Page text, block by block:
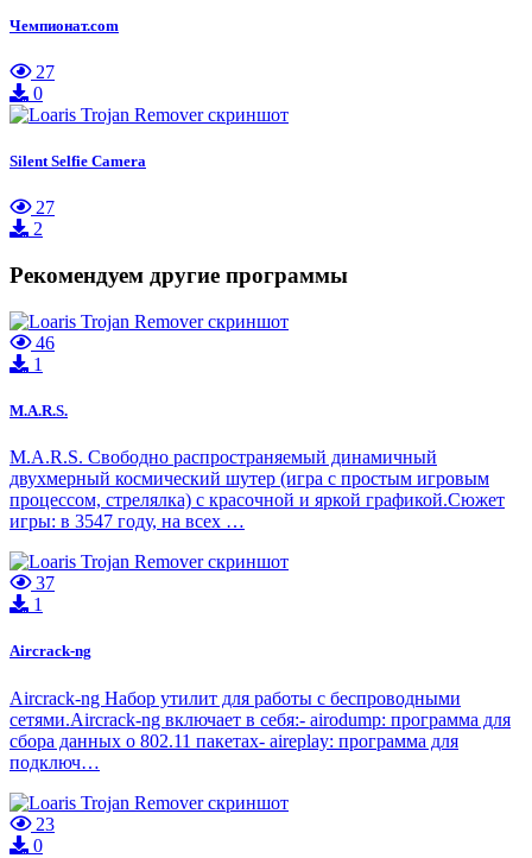
Чемпионат.com
27
0
Silent Selfie Camera
27
2
Рекомендуем другие программы
46
1
M.A.R.S.
M.A.R.S. Свободно распространяемый динамичный
двухмерный космический шутер (игра с простым игровым
процессом, стрелялка) с красочной и яркой графикой.Сюжет
игры: в 3547 году, на всех …
37
1
Aircrack-ng
Aircrack-ng Набор утилит для работы с беспроводными
сетями.Aircrack-ng включает в себя:- airodump: программа для
сбора данных о 802.11 пакетах- aireplay: программа для
подключ…
23
0